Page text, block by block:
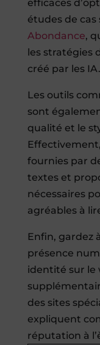
efficaces
études de cas
Abondance,
les stratégies
créé par les IA.
Les outils
sont
qualité et le
fournies par
textes et
nécessaires
agréables à
Enfin, gardez
présence
identité sur le
des sites
expliquent
réputation à